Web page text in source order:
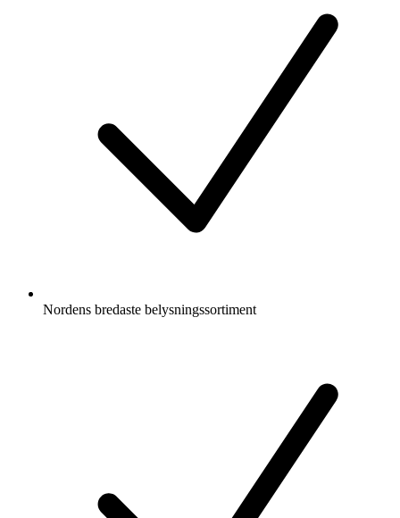
Nordens bredaste belysningssortiment